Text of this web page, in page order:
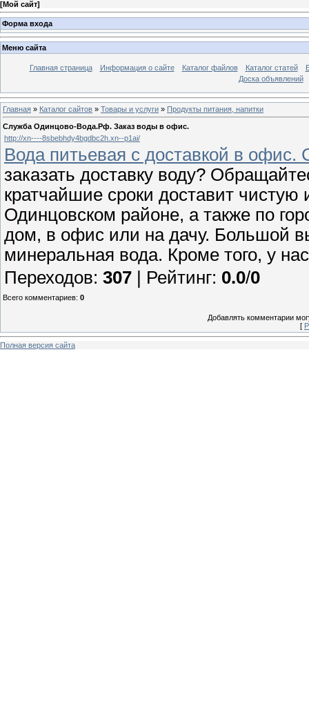
[Мой сайт]
Форма входа
Меню сайта
Главная страница Информация о сайте Каталог файлов Каталог статей
Доска объявлений
Главная » Каталог сайтов » Товары и услуги » Продукты питания, напитки
Служба Одинцово-Вода.Рф. Заказ воды в офис.
http://xn----8sbebhdy4bgdbc2h.xn--p1ai/
Вода питьевая с доставкой в
заказать доставку воду?
кратчайшие сроки доставит
Одинцовском районе, а также по
дом, в офис или на дачу. Большой
минеральная вода. Кроме того, у
Переходов: 307 | Рейтинг: 0.0/0
Всего комментариев: 0
Добавлять комментарии
[
Полная версия сайта